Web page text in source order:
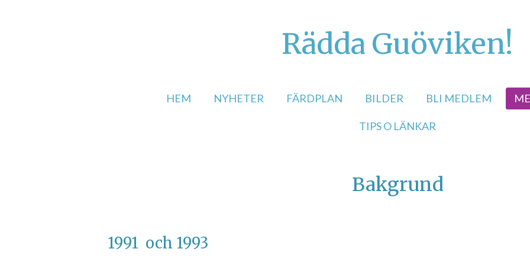
Rädda Guöviken!
HEM NYHETER FÄRDPLAN BILDER BLI MEDLEM
TIPS O LÄNKAR
Bakgrund
1991 och 1993